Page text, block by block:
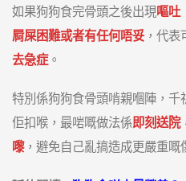
如果狗狗食完骨頭之後出現嘔吐
屙屎困難或者有任何唔妥，代表
去急症。
特別係狗狗食骨頭啃親嗰陣，
佢扣喉，最啱嘅做法係即刻送院
嚟，避免自己亂搞造成更嚴重嘅